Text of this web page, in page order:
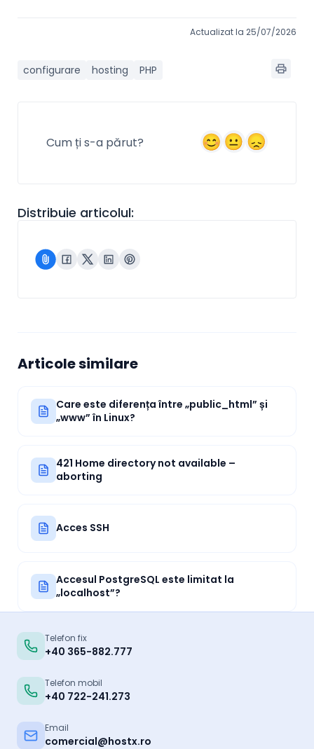
Actualizat la 25/07/2026
configurare hosting PHP
Cum ți s-a părut?
Distribuie articolul:
Articole similare
Care este diferența între „public_html” și
„www” în Linux?
421 Home directory not available –
aborting
Acces SSH
Accesul PostgreSQL este limitat la
„localhost”?
Telefon fix
+40 365-882.777
Telefon mobil
+40 722-241.273
Email
comercial@hostx.ro